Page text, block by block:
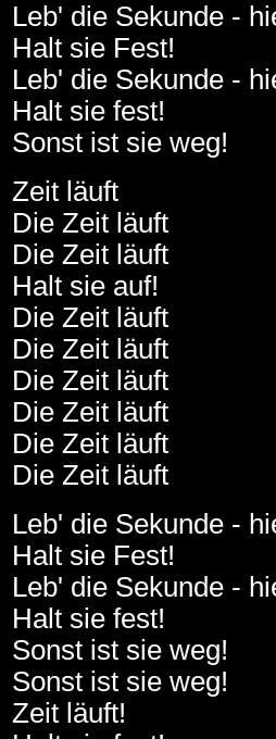
Leb' die Sekunde -
Halt sie Fest!
Leb' die Sekunde -
Halt sie fest!
Sonst ist sie weg!
Zeit läuft
Die Zeit läuft
Die Zeit läuft
Halt sie auf!
Die Zeit läuft
Die Zeit läuft
Die Zeit läuft
Die Zeit läuft
Die Zeit läuft
Die Zeit läuft
Leb' die Sekunde -
Halt sie Fest!
Leb' die Sekunde -
Halt sie fest!
Sonst ist sie weg!
Sonst ist sie weg!
Zeit läuft!